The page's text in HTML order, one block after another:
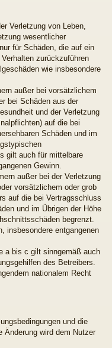
Verletzung von Leben,
wesentlicher
für Schäden, die auf ein
zurückzuführen
wie insbesondere
außer bei vorsätzlichem
bei Schäden aus der
und der Verletzung
auf die bei
Schäden und im
gilt auch für mittelbare
Gewinn.
außer bei der Verletzung
vorsätzlichem oder grob
auf die bei Vertragsschluss
und im Übrigen der Höhe
begrenzt.
insbesondere entgangenen
a bis c gilt sinngemäß auch
des Betreibers.
nationalem Recht
und die
Änderung wird dem Nutzer